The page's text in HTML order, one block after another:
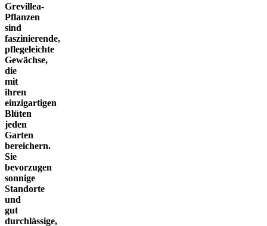
Grevillea-
Pflanzen
sind
faszinierende,
pflegeleichte
Gewächse,
die
mit
ihren
einzigartigen
Blüten
jeden
Garten
bereichern.
Sie
bevorzugen
sonnige
Standorte
und
gut
durchlässige,